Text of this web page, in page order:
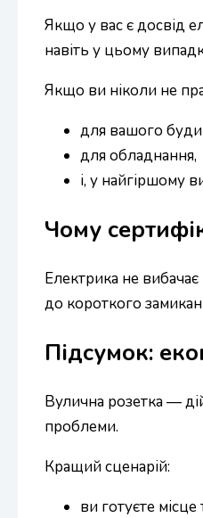
Якщо у вас є досвід
навіть у цьому
Якщо ви ніколи не
для вашого
для обладнання,
і, у найгіршому
Чому
Електрика не
до короткого
Підсумок:
Вулична розетка —
проблеми.
Кращий сценарій:
ви готуєте